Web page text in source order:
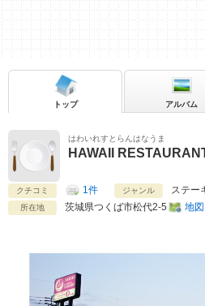
はわいれすとらんはなうま
HAWAII
クチコミ 1件 ジャンル ステー
所在地 茨城県つくば市松代2-5 地
トップ アルバム